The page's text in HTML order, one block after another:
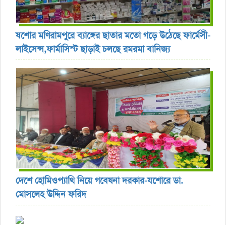
যশোর ‎মণিরামপুরে ব্যাঙ্গের ছাতার মতো গড়ে উঠেছে ফার্মেসী-
লাইসেন্স,ফার্মাসিস্ট ছাড়াই চলছে রমরমা বানিজ্য ‎
দেশে হোমিওপ্যাথি নিয়ে গবেষনা দরকার-যশোরে ডা.
মোসলেহ উদ্দিন ফরিদ